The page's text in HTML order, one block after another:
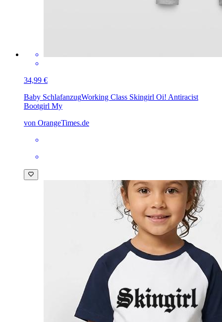
34,99 €
Baby SchlafanzugWorking Class Skingirl Oi! Antiracist
Bootgirl My
von OrangeTimes.de